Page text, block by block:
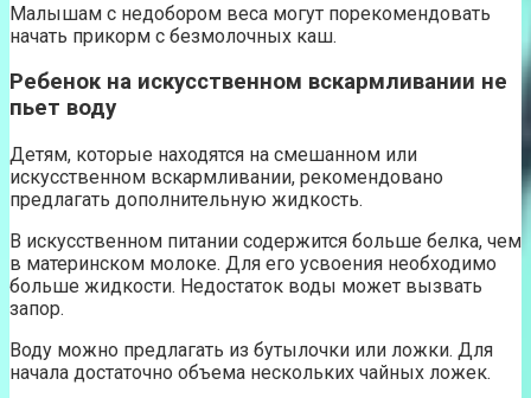
Малышам с недобором веса могут порекомендовать
начать прикорм с безмолочных каш.
Ребенок на искусственном вскармливании не
пьет воду
Детям, которые находятся на смешанном или
искусственном вскармливании, рекомендовано
предлагать дополнительную жидкость.
В искусственном питании содержится больше белка, чем
в материнском молоке. Для его усвоения необходимо
больше жидкости. Недостаток воды может вызвать
запор.
Воду можно предлагать из бутылочки или ложки. Для
начала достаточно объема нескольких чайных ложек.